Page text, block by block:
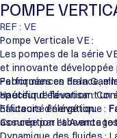
POMPE
REF : VE
Pompe Verticale VE :
Les pompes de la série
et innovante développée
Fabriquées en France,
spécifique favorisant un
hauteurs d’élévation.
Performances de la
Hauteur d’élévation :
Efficacité énergétique :
assurée par l’absence
Conception et